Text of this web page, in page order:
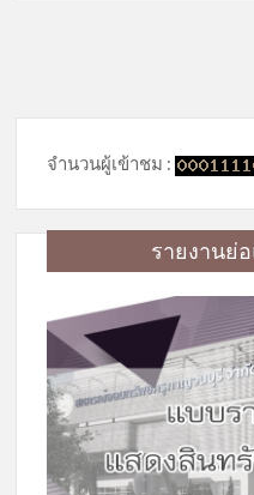
จำนวนผู้เข้าชม :
รายงานย่